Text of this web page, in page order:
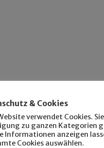
& Cookies
verwendet Cookies.
zu ganzen Kategorien
Informationen anzeigen
Cookies auswählen.